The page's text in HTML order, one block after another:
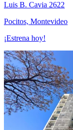
Luis B. Cavia 2622
Pocitos, Montevideo
¡Estrena hoy!